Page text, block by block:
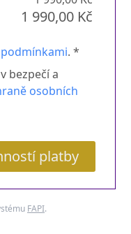
1 990,00 Kč
. *
bezpečí a
osobních
platby
FAPI.